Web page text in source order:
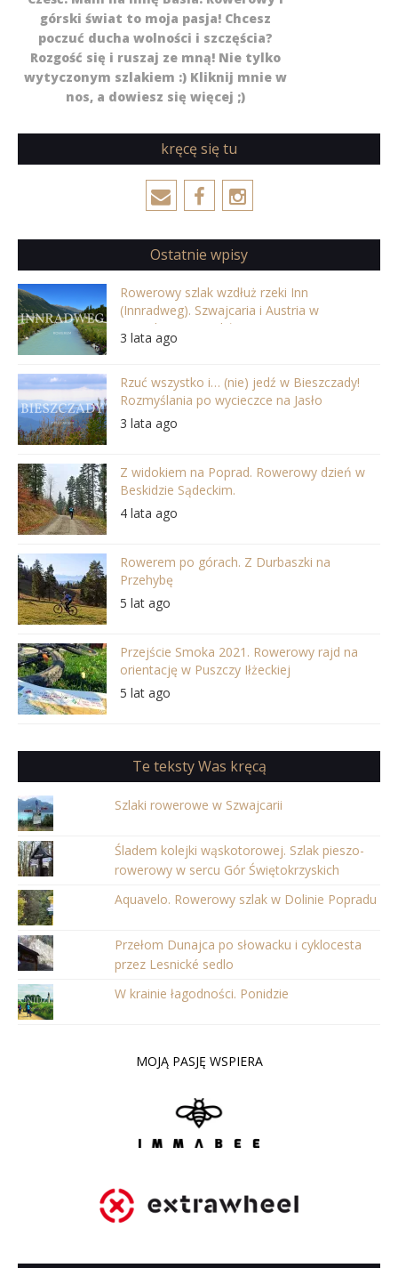
górski świat to moja pasja! Chcesz
poczuć ducha wolności i szczęścia?
Rozgość się i ruszaj ze mną! Nie tylko
wytyczonym szlakiem :) Kliknij mnie w
nos, a dowiesz się więcej ;)
kręcę się tu
Ostatnie wpisy
Rowerowy szlak wzdłuż rzeki Inn
(Innradweg). Szwajcaria i Austria w
najpiękniejszej odsłonie
3 lata ago
Rzuć wszystko i… (nie) jedź w Bieszczady!
Rozmyślania po wycieczce na Jasło
3 lata ago
Z widokiem na Poprad. Rowerowy dzień w
Beskidzie Sądeckim.
4 lata ago
Rowerem po górach. Z Durbaszki na
Przehybę
5 lat ago
Przejście Smoka 2021. Rowerowy rajd na
orientację w Puszczy Iłżeckiej
5 lat ago
Te teksty Was kręcą
Szlaki rowerowe w Szwajcarii
Śladem kolejki wąskotorowej. Szlak pieszo-
rowerowy w sercu Gór Świętokrzyskich
Aquavelo. Rowerowy szlak w Dolinie Popradu
Przełom Dunajca po słowacku i cyklocesta
przez Lesnické sedlo
W krainie łagodności. Ponidzie
MOJĄ PASJĘ WSPIERA